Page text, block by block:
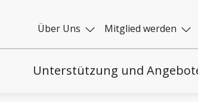
Über Uns Mitglied werden
Unterstützung und